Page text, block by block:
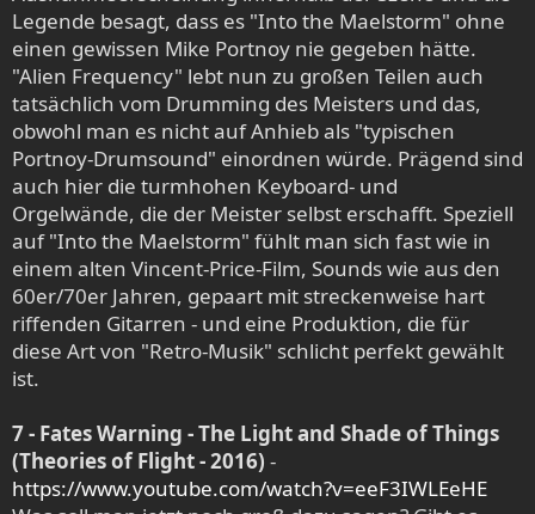
Legende besagt, dass es "Into the Maelstorm" ohne
einen gewissen Mike Portnoy nie gegeben hätte.
"Alien Frequency" lebt nun zu großen Teilen auch
tatsächlich vom Drumming des Meisters und das,
obwohl man es nicht auf Anhieb als "typischen
Portnoy-Drumsound" einordnen würde. Prägend sind
auch hier die turmhohen Keyboard- und
Orgelwände, die der Meister selbst erschafft. Speziell
auf "Into the Maelstorm" fühlt man sich fast wie in
einem alten Vincent-Price-Film, Sounds wie aus den
60er/70er Jahren, gepaart mit streckenweise hart
riffenden Gitarren - und eine Produktion, die für
diese Art von "Retro-Musik" schlicht perfekt gewählt
ist.
7 - Fates Warning - The Light and Shade of Things
(Theories of Flight - 2016) -
https://www.youtube.com/watch?v=eeF3IWLEeHE